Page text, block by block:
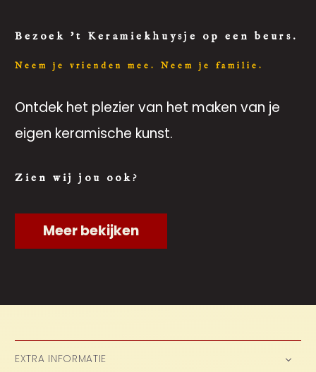
Bezoek 't Keramiekhuysje op een beurs.
Neem je vrienden mee. Neem je familie.
Ontdek het plezier van het maken van je
eigen keramische kunst.
Zien wij jou ook?
Meer bekijken
EXTRA INFORMATIE